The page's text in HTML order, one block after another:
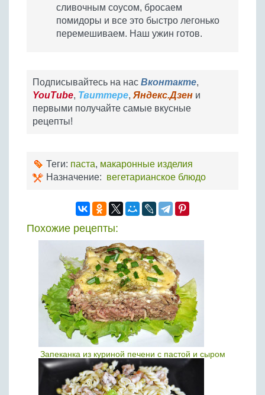
сливочным соусом, бросаем
помидоры и все это быстро легонько
перемешиваем. Наш ужин готов.
Подписывайтесь на нас Вконтакте,
YouTube, Твиттере, Яндекс.Дзен и
первыми получайте самые вкусные
рецепты!
Теги: паста, макаронные изделия
Назначение: вегетарианское блюдо
Похожие рецепты:
Запеканка из куриной печени с пастой и сыром